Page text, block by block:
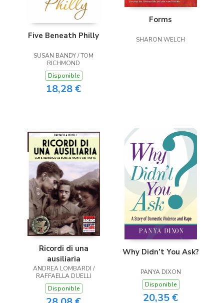
Five Beneath Philly
SUSAN BANDY / TOM
RICHMOND
Disponible
18,28 €
Forms
SHARON WELCH
Ricordi di una
ausiliaria
ANDREA LOMBARDI /
RAFFAELLA DUELLI
Disponible
Why Didn’t You Ask?
PANYA DIXON
Disponible
20,35 €